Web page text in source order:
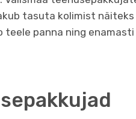
tasuta kolimist näiteks
panna ning